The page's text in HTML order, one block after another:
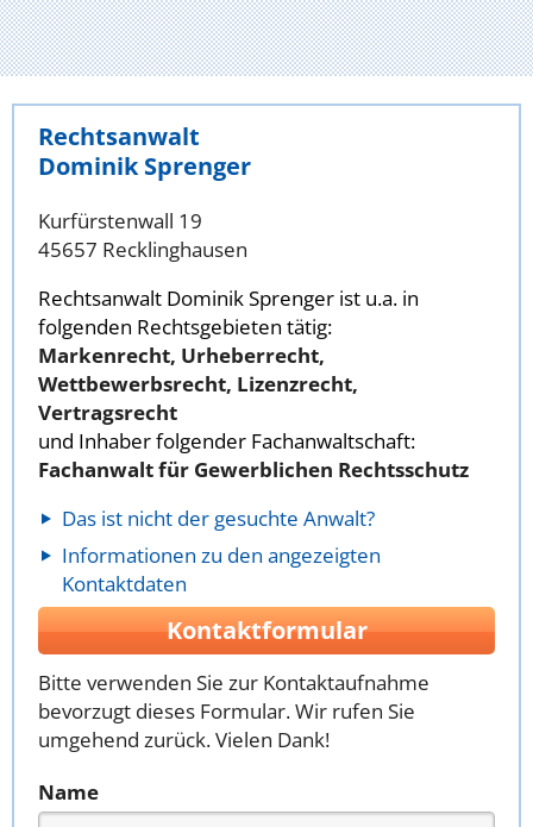
Rechtsanwalt
Dominik Sprenger
Kurfürstenwall 19
45657 Recklinghausen
Rechtsanwalt Dominik Sprenger ist u.a. in
folgenden Rechtsgebieten tätig:
Markenrecht, Urheberrecht,
Wettbewerbsrecht, Lizenzrecht,
Vertragsrecht
und Inhaber folgender Fachanwaltschaft:
Fachanwalt für Gewerblichen Rechtsschutz
Das ist nicht der gesuchte Anwalt?
Informationen zu den angezeigten
Kontaktdaten
Kontaktformular
Bitte verwenden Sie zur Kontaktaufnahme
bevorzugt dieses Formular. Wir rufen Sie
umgehend zurück. Vielen Dank!
Name